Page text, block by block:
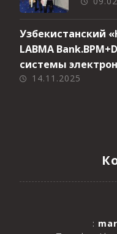
Узбекистанский
LABMA
системы
14.11.2025
: